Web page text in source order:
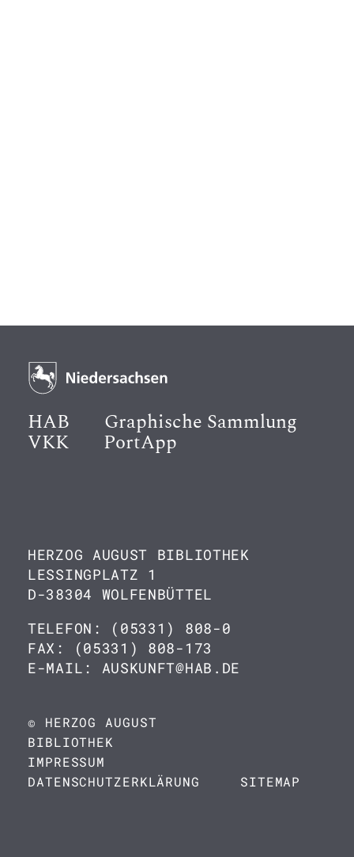
HAB Graphische Sammlung
VKK PortApp
HERZOG AUGUST BIBLIOTHEK
LESSINGPLATZ 1
D-38304 WOLFENBÜTTEL
TELEFON: (05331) 808-0
FAX: (05331) 808-173
E-MAIL: AUSKUNFT@HAB.DE
© HERZOG AUGUST
BIBLIOTHEK
IMPRESSUM
DATENSCHUTZERKLÄRUNG
SITEMAP